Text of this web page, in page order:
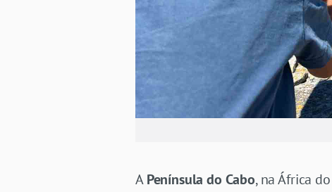
APenínsula do Cabo, na África